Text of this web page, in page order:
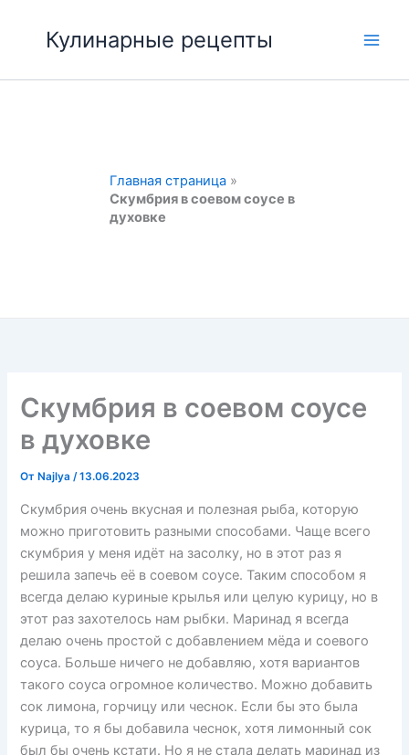
содержимому
Кулинарные рецепты
Главная страница »
Скумбрия в соевом соусе в
духовке
Скумбрия в соевом соусе
в духовке
От Najlya/13.06.2023
Скумбрия очень вкусная и полезная рыба, которую
можно приготовить разными способами. Чаще всего
скумбрия у меня идёт на засолку, но в этот раз я
решила запечь её в соевом соусе. Таким способом я
всегда делаю куриные крылья или целую курицу, но в
этот раз захотелось нам рыбки. Маринад я всегда
делаю очень простой с добавлением мёда и соевого
соуса. Больше ничего не добавляю, хотя вариантов
такого соуса огромное количество. Можно добавить
сок лимона, горчицу или чеснок. Если бы это была
курица, то я бы добавила чеснок, хотя лимонный сок
был бы очень кстати. Но я не стала делать маринад из